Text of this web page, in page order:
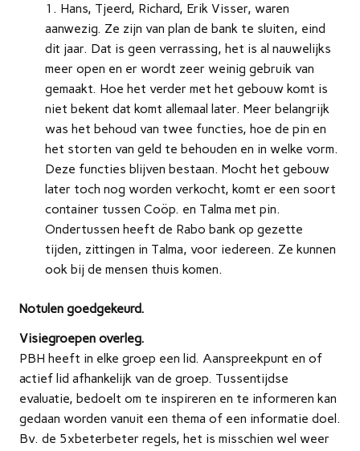
Hans, Tjeerd, Richard, Erik Visser, waren
aanwezig. Ze zijn van plan de bank te sluiten, eind
dit jaar. Dat is geen verrassing, het is al nauwelijks
meer open en er wordt zeer weinig gebruik van
gemaakt. Hoe het verder met het gebouw komt is
niet bekent dat komt allemaal later. Meer belangrijk
was het behoud van twee functies, hoe de pin en
het storten van geld te behouden en in welke vorm.
Deze functies blijven bestaan. Mocht het gebouw
later toch nog worden verkocht, komt er een soort
container tussen Coöp. en Talma met pin.
Ondertussen heeft de Rabo bank op gezette
tijden, zittingen in Talma, voor iedereen. Ze kunnen
ook bij de mensen thuis komen.
Notulen goedgekeurd.
Visiegroepen overleg.
PBH heeft in elke groep een lid. Aanspreekpunt en of
actief lid afhankelijk van de groep. Tussentijdse
evaluatie, bedoelt om te inspireren en te informeren kan
gedaan worden vanuit een thema of een informatie doel.
Bv. de 5xbeterbeter regels, het is misschien wel weer